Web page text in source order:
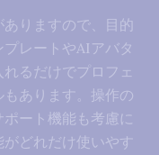
りますので、目的
レートやAIアバタ
るだけでプロフェ
あります。操作の
ート機能も考慮に
どれだけ使いやす